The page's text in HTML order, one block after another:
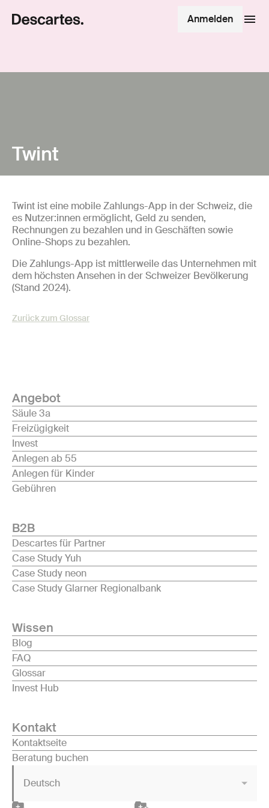
Anmelden
Twint
Twint ist eine mobile Zahlungs-App in der Schweiz, die
es Nutzer:innen ermöglicht, Geld zu senden,
Rechnungen zu bezahlen und in Geschäften sowie
Online-Shops zu bezahlen.
Die Zahlungs-App ist mittlerweile das Unternehmen mit
dem höchsten Ansehen in der Schweizer Bevölkerung
(Stand 2024).
Zurück zum Glossar
Angebot
Säule 3a
Freizügigkeit
Invest
Anlegen ab 55
Anlegen für Kinder
Gebühren
B2B
Descartes für Partner
Case Study Yuh
Case Study neon
Case Study Glarner Regionalbank
Wissen
Blog
FAQ
Glossar
Invest Hub
Kontakt
Kontaktseite
Beratung buchen
Deutsch